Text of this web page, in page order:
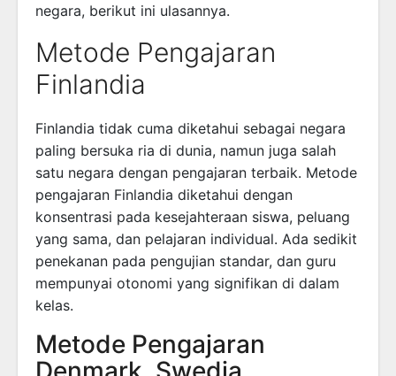
negara, berikut ini ulasannya.
Metode Pengajaran
Finlandia
Finlandia tidak cuma diketahui sebagai negara
paling bersuka ria di dunia, namun juga salah
satu negara dengan pengajaran terbaik. Metode
pengajaran Finlandia diketahui dengan
konsentrasi pada kesejahteraan siswa, peluang
yang sama, dan pelajaran individual. Ada sedikit
penekanan pada pengujian standar, dan guru
mempunyai otonomi yang signifikan di dalam
kelas.
Metode Pengajaran